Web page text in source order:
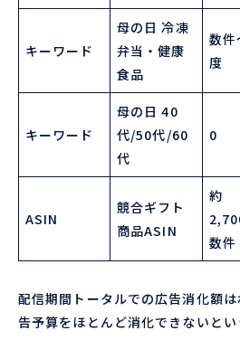
キーワード
母の日 冷凍
弁当・健康
食品
数
度
キーワード
母の日 40
代/50代/60
代
0
ASIN
競合ギフト
商品ASIN
約
数件
配信期間トータルでの広告消化額
告予算をほとんど消化できないとい